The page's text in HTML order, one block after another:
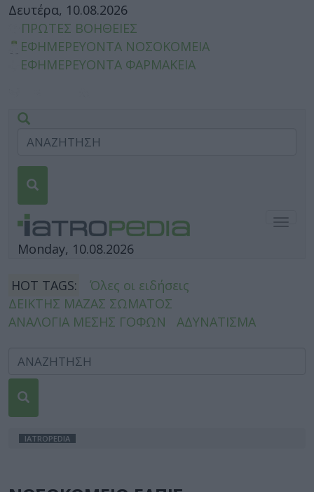
Δευτέρα, 10.08.2026
ΠΡΩΤΕΣ ΒΟΗΘΕΙΕΣ
ΕΦΗΜΕΡΕΥΟΝΤΑ ΝΟΣΟΚΟΜΕΙΑ
ΕΦΗΜΕΡΕΥΟΝΤΑ ΦΑΡΜΑΚΕΙΑ
Monday, 10.08.2026
HOT TAGS:
Όλες οι ειδήσεις
ΔΕΙΚΤΗΣ ΜΑΖΑΣ ΣΩΜΑΤΟΣ
ΑΝΑΛΟΓΙΑ ΜΕΣΗΣ ΓΟΦΩΝ
ΑΔΥΝΑΤΙΣΜΑ
IATROPEDIA